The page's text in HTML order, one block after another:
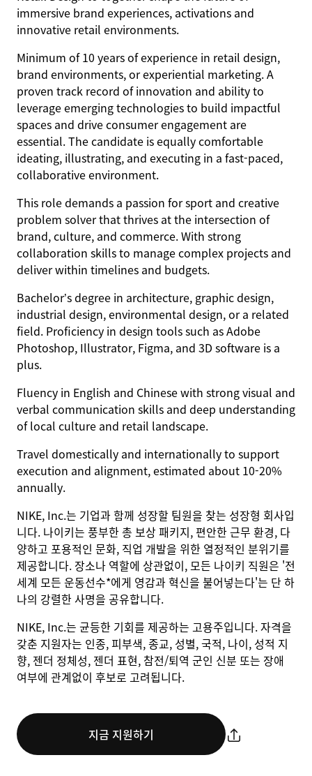
immersive brand experiences, activations and
innovative retail environments.
Minimum of 10 years of experience in retail design,
brand environments, or experiential marketing. A
proven track record of innovation and ability to
leverage emerging technologies to build impactful
spaces and drive consumer engagement are
essential. The candidate is equally comfortable
ideating, illustrating, and executing in a fast-paced,
collaborative environment.
This role demands a passion for sport and creative
problem solver that thrives at the intersection of
brand, culture, and commerce. With strong
collaboration skills to manage complex projects and
deliver within timelines and budgets.
Bachelor’s degree in architecture, graphic design,
industrial design, environmental design, or a related
field. Proficiency in design tools such as Adobe
Photoshop, Illustrator, Figma, and 3D software is a
plus.
Fluency in English and Chinese with strong visual and
verbal communication skills and deep understanding
of local culture and retail landscape.
Travel domestically and internationally to support
execution and alignment, estimated about 10-20%
annually.
NIKE, Inc.는 기업과 함께 성장할 팀원을 찾는 성장형 회사입
니다. 나이키는 풍부한 총 보상 패키지, 편안한 근무 환경, 다
양하고 포용적인 문화, 직업 개발을 위한 열정적인 분위기를
제공합니다. 장소나 역할에 상관없이, 모든 나이키 직원은 '전
세계 모든 운동선수*에게 영감과 혁신을 불어넣는다'는 단 하
나의 강렬한 사명을 공유합니다.
NIKE, Inc.는 균등한 기회를 제공하는 고용주입니다. 자격을
갖춘 지원자는 인종, 피부색, 종교, 성별, 국적, 나이, 성적 지
향, 젠더 정체성, 젠더 표현, 참전/퇴역 군인 신분 또는 장애
여부에 관계없이 후보로 고려됩니다.
지금 지원하기